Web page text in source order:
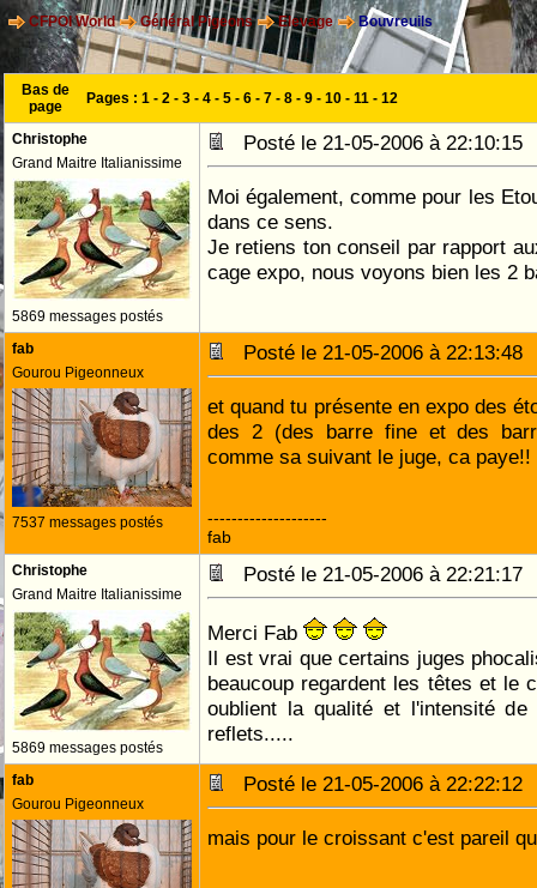
CFPOI World Général Pigeons Elevage Bouvreuils
Bas de
page
Pages : 1 - 2 - 3 - 4 - 5 - 6 - 7 - 8 - 9 - 10 - 11 - 12
Christophe
Grand Maitre Italianissime
5869 messages postés
Posté le 21-05-2006 à
Moi également, comme pour les
dans ce sens.
Je retiens ton conseil par rapport
cage expo, nous voyons bien les 2
fab
Gourou Pigeonneux
7537 messages postés
Posté le 21-05-2006 à
et quand tu présente en expo des
des 2 (des barre fine et des
comme sa suivant le juge, ca paye!!
--------------------
fab
Christophe
Grand Maitre Italianissime
5869 messages postés
Posté le 21-05-2006 à
Merci Fab
Il est vrai que certains juges
beaucoup regardent les têtes et le
oublient la qualité et l'intensité
reflets.....
fab
Gourou Pigeonneux
Posté le 21-05-2006 à
mais pour le croissant c'est pareil